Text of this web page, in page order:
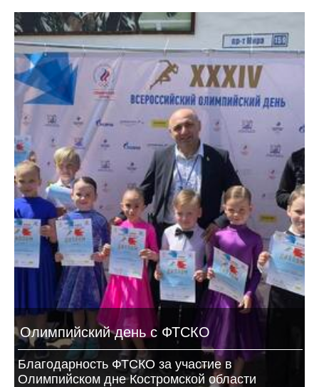
Олимпийский день с ФТСКО
Благодарность ФТСКО за участие в
Олимпийском дне Костромской области